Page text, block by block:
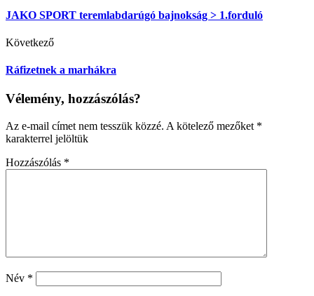
JAKO SPORT teremlabdarúgó bajnokság > 1.forduló
Következő
Ráfizetnek a marhákra
Vélemény, hozzászólás?
Az e-mail címet nem tesszük közzé. A kötelező mezőket *
karakterrel jelöltük
Hozzászólás *
Név *